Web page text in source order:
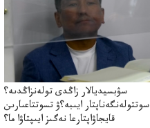
سۋبسيديالار زاڭدى تولەنزاڭدىە؟
سوتتولەنگەناپتار ايىبە؟ۋ تسوتتاعىارىن
قايجاۋاپتارعا نەگىز ايىپتاۋا ما؟